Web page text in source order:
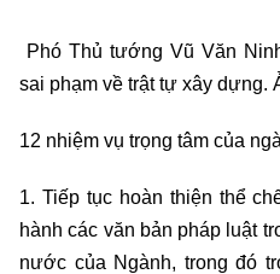
Phó Thủ tướng Vũ Văn
sai phạm về trật tự xây dựng.
12 nhiệm vụ trọng tâm của
1. Tiếp tục hoàn thiện thể
hành các văn bản pháp luật
nước của Ngành, trong đó